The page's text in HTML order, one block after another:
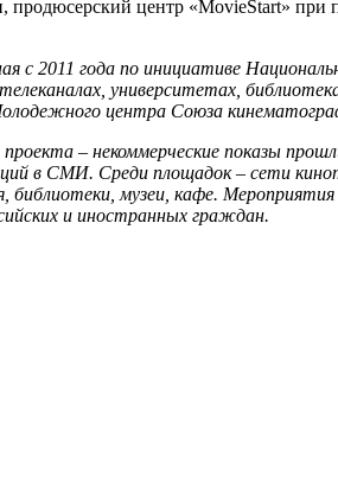
центр «MovieStart» при
с 2011 года по инициативе
университетах,
центра Союза
– некоммерческие показы
в СМИ. Среди площадок – сети
музеи, кафе. Мероприятия
и иностранных граждан.